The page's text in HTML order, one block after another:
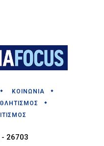
ΚΟΙΝΩΝΙΑ
26703